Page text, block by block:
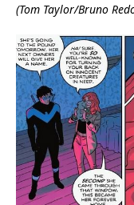
(Tom Taylor/Bruno